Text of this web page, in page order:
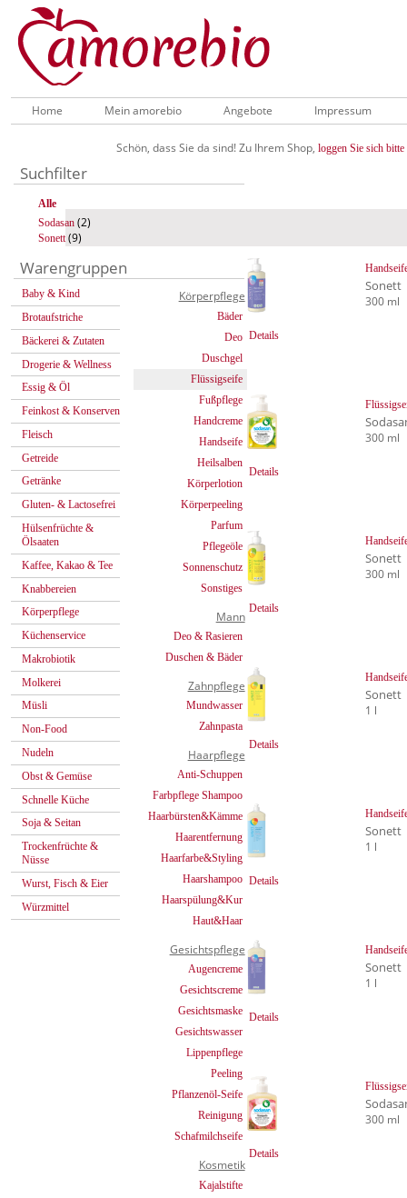
Home Mein amorebio Angebote Impressum
Schön, dass Sie da sind! Zu Ihrem Shop, loggen Sie sich bitte
Suchfilter
Alle
Sodasan (2)
Sonett(9)
Warengruppen
Baby & Kind
Brotaufstriche
Bäckerei & Zutaten
Drogerie & Wellness
Essig & Öl
Feinkost & Konserven
Fleisch
Getreide
Getränke
Gluten- & Lactosefrei
Hülsenfrüchte &
Ölsaaten
Kaffee, Kakao & Tee
Knabbereien
Körperpflege
Küchenservice
Makrobiotik
Molkerei
Müsli
Non-Food
Nudeln
Obst & Gemüse
Schnelle Küche
Soja & Seitan
Trockenfrüchte &
Nüsse
Wurst, Fisch & Eier
Würzmittel
Körperpflege
Bäder
Deo
Duschgel
Flüssigseife
Fußpflege
Handcreme
Handseife
Heilsalben
Körperlotion
Körperpeeling
Parfum
Pflegeöle
Sonnenschutz
Sonstiges
Mann
Deo & Rasieren
Duschen & Bäder
Zahnpflege
Mundwasser
Zahnpasta
Haarpflege
Anti-Schuppen
Farbpflege Shampoo
Haarbürsten&Kämme
Haarentfernung
Haarfarbe&Styling
Haarshampoo
Haarspülung&Kur
Haut&Haar
Gesichtspflege
Augencreme
Gesichtscreme
Gesichtsmaske
Gesichtswasser
Lippenpflege
Peeling
Pflanzenöl-Seife
Reinigung
Schafmilchseife
Kosmetik
Kajalstifte
Details
Sonett
300 ml
Details
300 ml
Details
Sonett
300 ml
Details
Sonett
1 l
Details
Sonett
1 l
Details
Sonett
1 l
Details
300 ml